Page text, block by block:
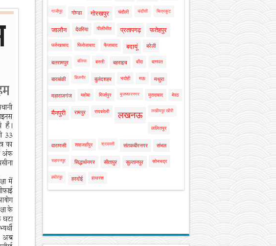
गाजीपुर गोण्डा गोरखपुर चंदौली चंदौसी चित्रकूट
जालौन देवरिया पीलीभीत प्रतापगढ़ फतेहपुर
फर्रुखाबाद फिरोजाबाद फैजाबाद बदायूं बरेली
बलरामपुर बलिया बस्ती बहराइच बाँदा बागपत
बाराबंकी बिजनौर बुलंदशहर भदोही मऊ मथुरा
महाराजगंज महोबा मिर्जापुर मुजफ्फरनगर मुरादाबाद मेरठ
मैनपुरी रामपुर रायबरेली लखनऊ लखीमपुर खीरी
ललितपुर
वाराणसी शाहजहाँपुर श्रावस्ती संतकबीरनगर संभल
सहारनपुर सिद्धार्थनगर सीतापुर सुल्तानपुर सोनभद्र
हमीरपुर हरदोई हाथरस